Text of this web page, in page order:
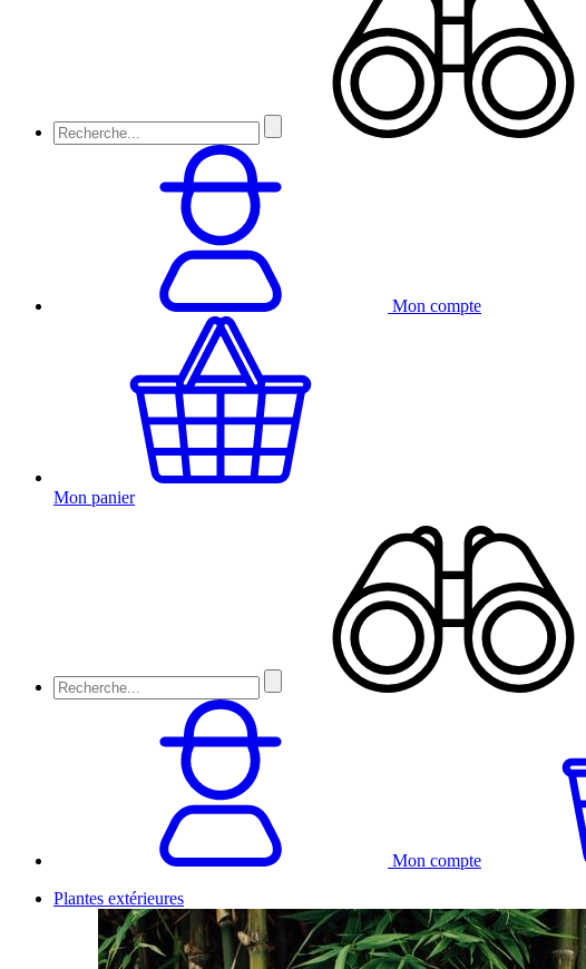
Mon compte
Mon panier
Mon compte
Plantes extérieures